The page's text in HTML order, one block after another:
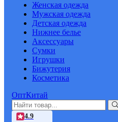
Женская одежда
Мужская одежда
Детская одежда
Нижнее белье
Аксессуары
Сумки
Игрушки
Бижутерия
Косметика
ОптКитай
4.9